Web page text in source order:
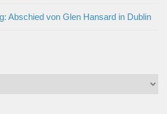
Abschied von Glen Hansard in Dublin